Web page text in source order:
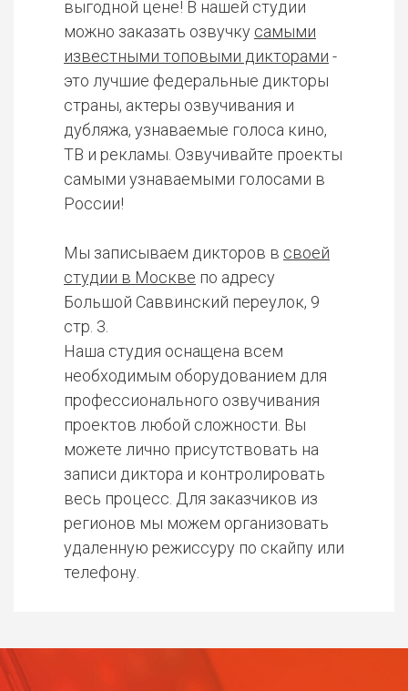
выгодной цене! В нашей студии
можно заказать озвучку самыми
известными топовыми дикторами -
это лучшие федеральные дикторы
страны, актеры озвучивания и
дубляжа, узнаваемые голоса кино,
ТВ и рекламы. Озвучивайте проекты
самыми узнаваемыми голосами в
России!
Мы записываем дикторов в своей
студии в Москве по адресу
Большой Саввинский переулок, 9
стр. 3.
Наша студия оснащена всем
необходимым оборудованием для
профессионального озвучивания
проектов любой сложности. Вы
можете лично присутствовать на
записи диктора и контролировать
весь процесс. Для заказчиков из
регионов мы можем организовать
удаленную режиссуру по скайпу или
телефону.